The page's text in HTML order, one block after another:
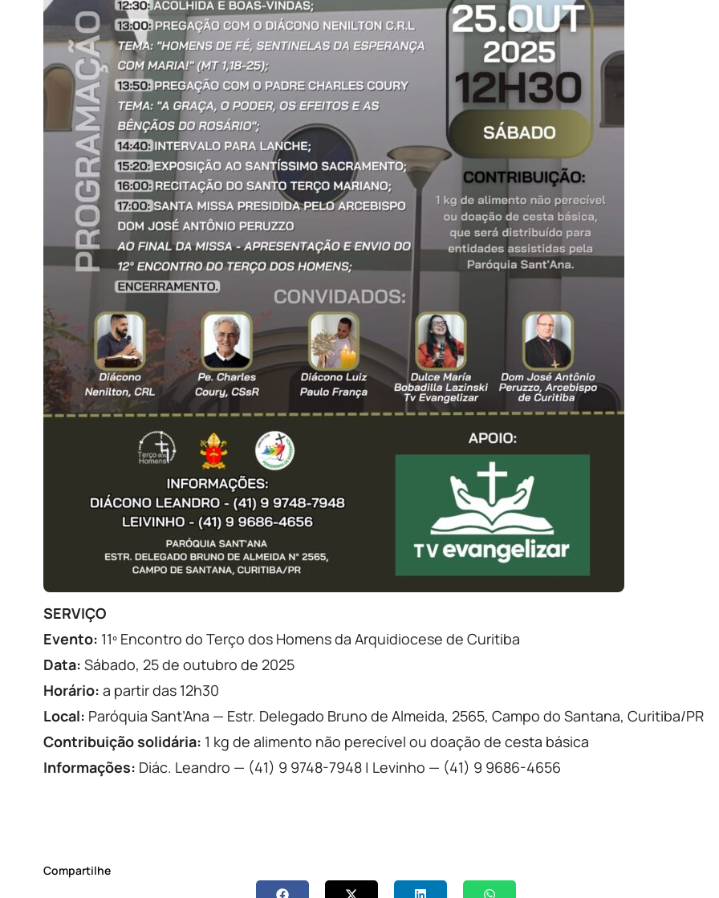
SERVIÇO
Evento: 11º Encontro do Terço dos Homens da Arquidiocese de Curitiba
Data: Sábado, 25 de outubro de 2025
Horário: a partir das 12h30
Local: Paróquia Sant’Ana — Estr. Delegado Bruno de Almeida, 2565, Campo do Santana, Curitiba/PR
Contribuição solidária: 1 kg de alimento não perecível ou doação de cesta básica
Informações: Diác. Leandro — (41) 9 9748-7948 | Levinho — (41) 9 9686-4656
Compartilhe